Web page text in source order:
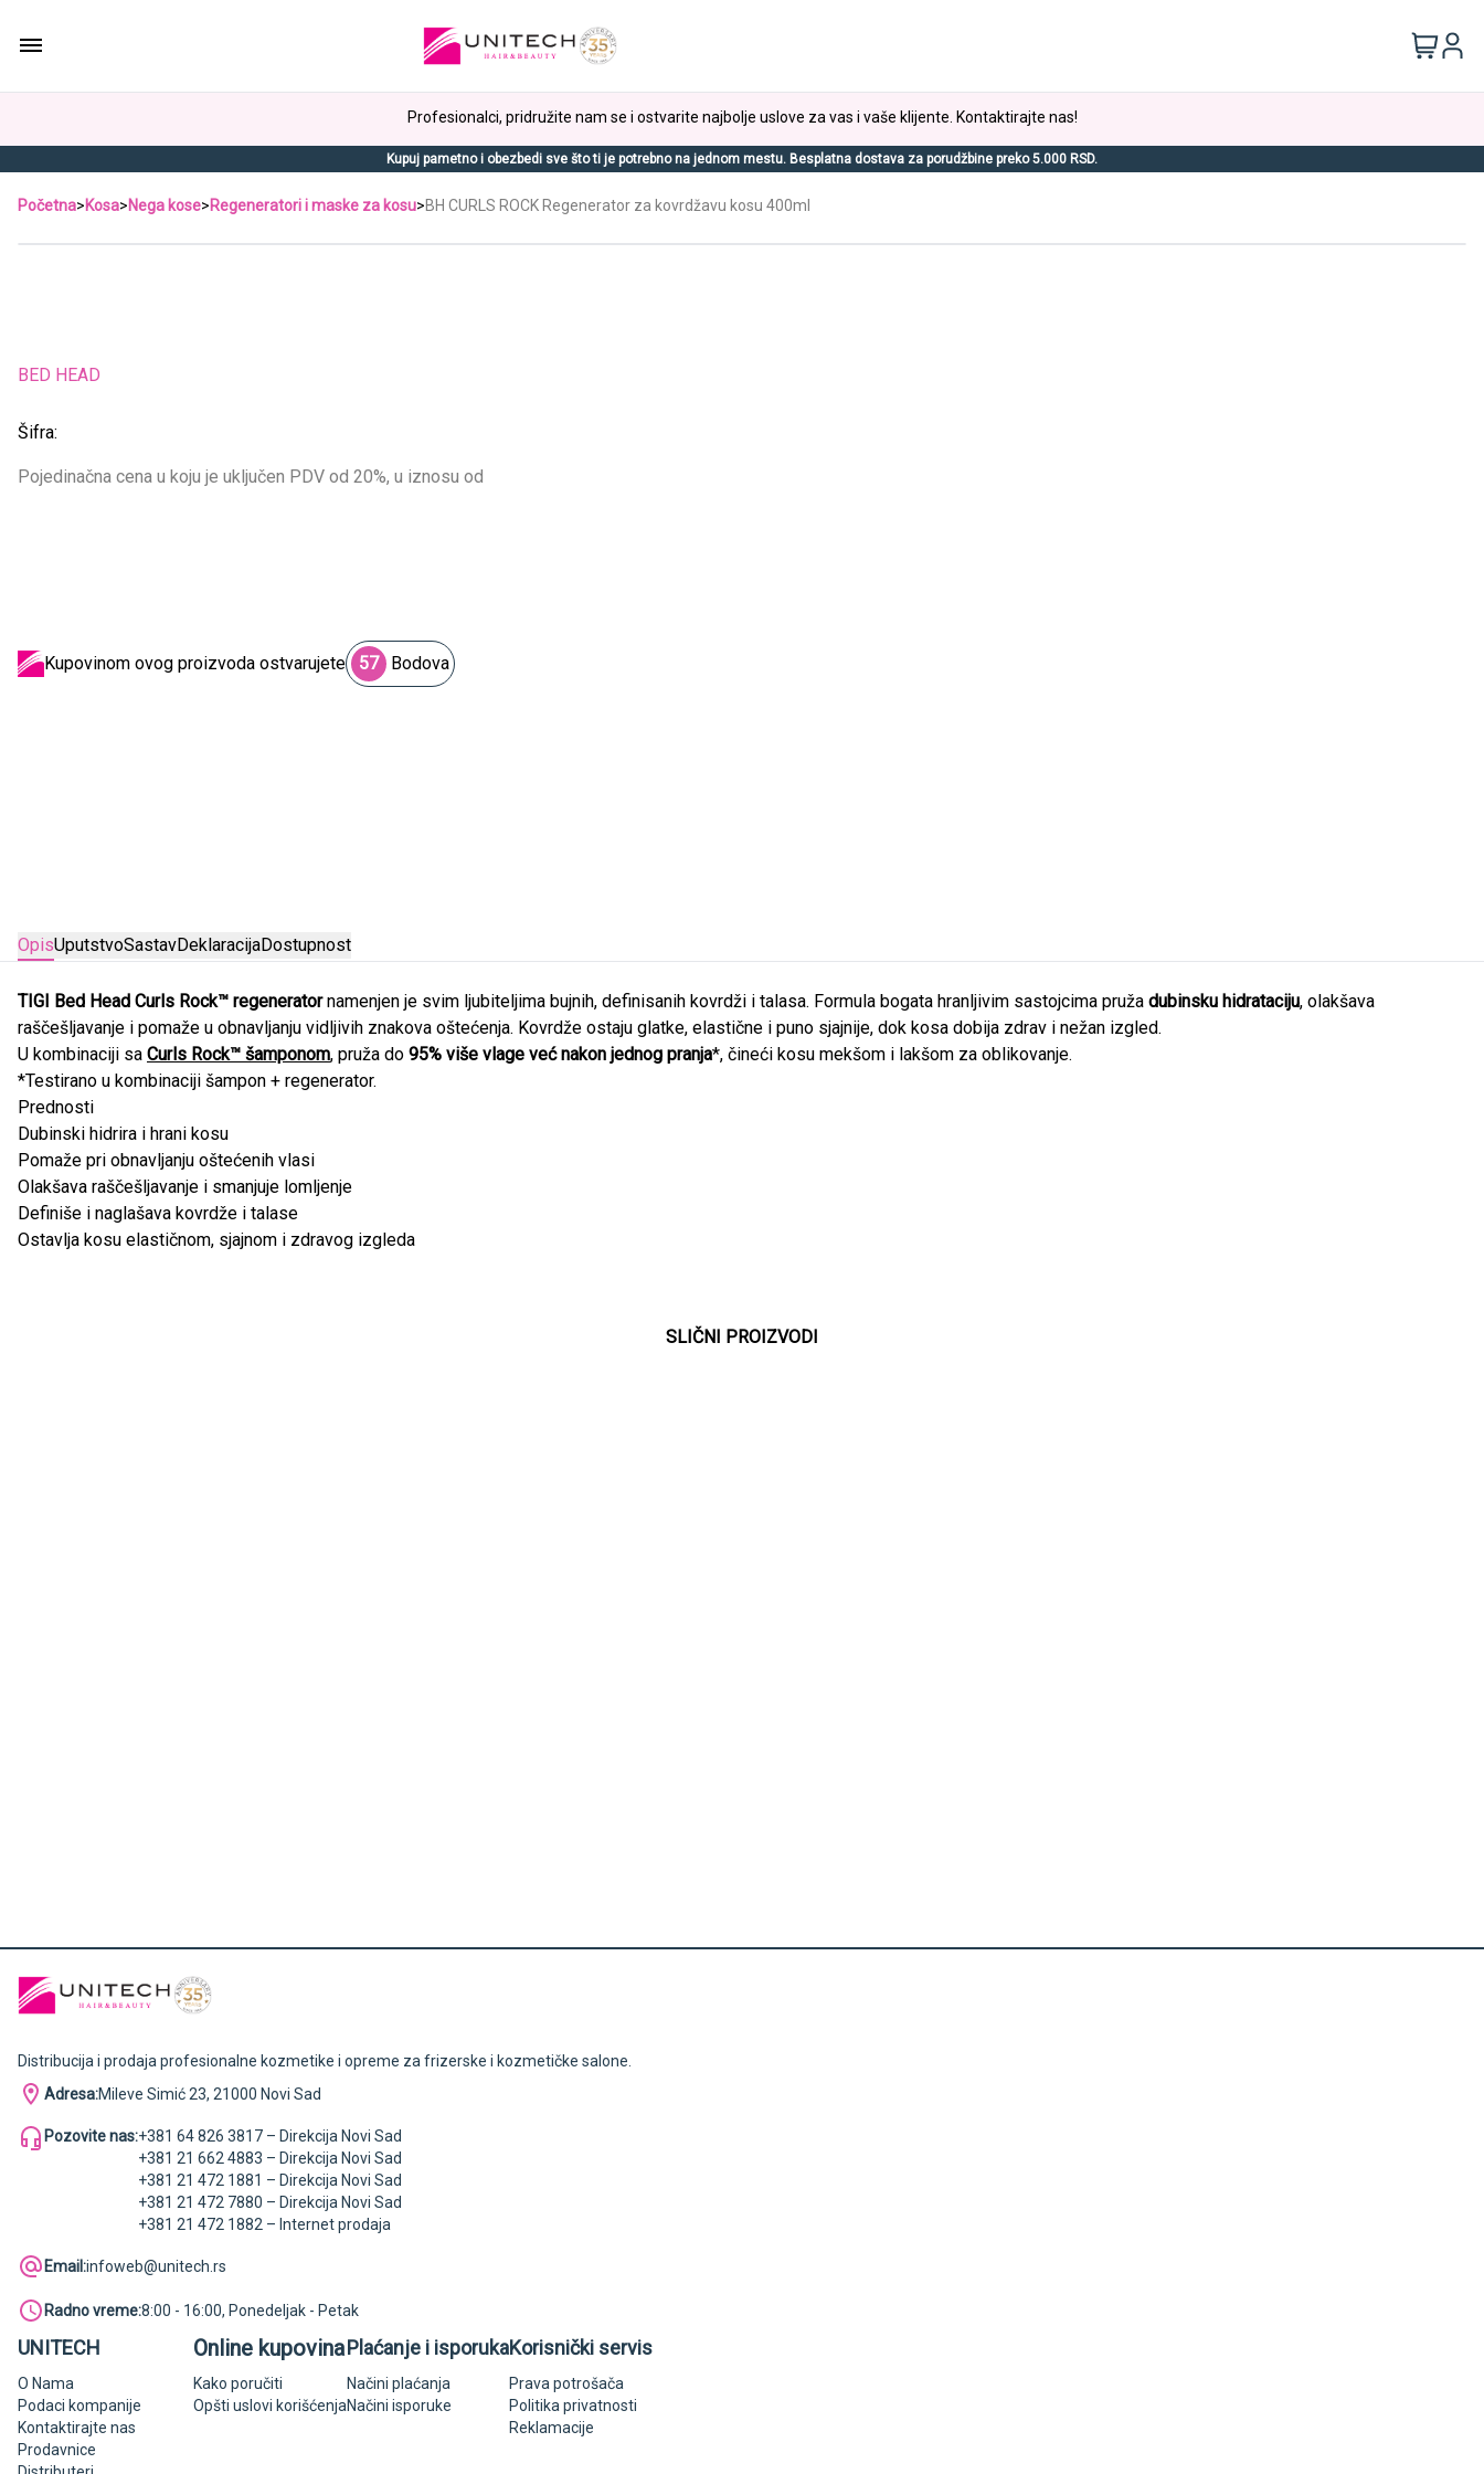
Profesionalci, pridružite nam se i ostvarite najbolje uslove za vas i vaše klijente. Kontaktirajte nas!
Kupuj pametno i obezbedi sve što ti je potrebno na jednom mestu. Besplatna dostava za porudžbine preko 5.000 RSD.
Početna>Kosa>Nega kose>Regeneratori i maske za kosu>BH CURLS ROCK Regenerator za kovrdžavu kosu 400ml
BED HEAD
Šifra:
Pojedinačna cena u koju je uključen PDV od 20%, u iznosu od
Kupovinom ovog proizvoda ostvarujete 57 Bodova
OpisUputstvoSastavDeklaracijaDostupnost
TIGI Bed Head Curls Rock™ regeneratornamenjen je svim ljubiteljima bujnih, definisanih kovrdži i talasa. Formula bogata hranljivim sastojcima pruža dubinsku hidrataciju, olakšava
raščešljavanje i pomaže u obnavljanju vidljivih znakova oštećenja. Kovrdže ostaju glatke, elastične i puno sjajnije, dok kosa dobija zdrav i nežan izgled.
U kombinaciji sa Curls Rock™ šamponom, pruža do 95% više vlage već nakon jednog pranja*, čineći kosu mekšom i lakšom za oblikovanje.
*Testirano u kombinaciji šampon + regenerator.
Prednosti
Dubinski hidrira i hrani kosu
Pomaže pri obnavljanju oštećenih vlasi
Olakšava raščešljavanje i smanjuje lomljenje
Definiše i naglašava kovrdže i talase
Ostavlja kosu elastičnom, sjajnom i zdravog izgleda
SLIČNI PROIZVODI
Distribucija i prodaja profesionalne kozmetike i opreme za frizerske i kozmetičke salone.
Adresa:Mileve Simić 23, 21000 Novi Sad
Pozovite nas:+381 64 826 3817 – Direkcija Novi Sad
+381 21 662 4883 – Direkcija Novi Sad
+381 21 472 1881 – Direkcija Novi Sad
+381 21 472 7880 – Direkcija Novi Sad
+381 21 472 1882 – Internet prodaja
Email:infoweb@unitech.rs
Radno vreme:8:00 - 16:00, Ponedeljak - Petak
UNITECH
O Nama
Podaci kompanije
Kontaktirajte nas
Prodavnice
Online kupovina
Kako poručiti
Opšti uslovi korišćenja
Plaćanje i isporuka
Načini plaćanja
Načini isporuke
Korisnički servis
Prava potrošača
Politika privatnosti
Reklamacije